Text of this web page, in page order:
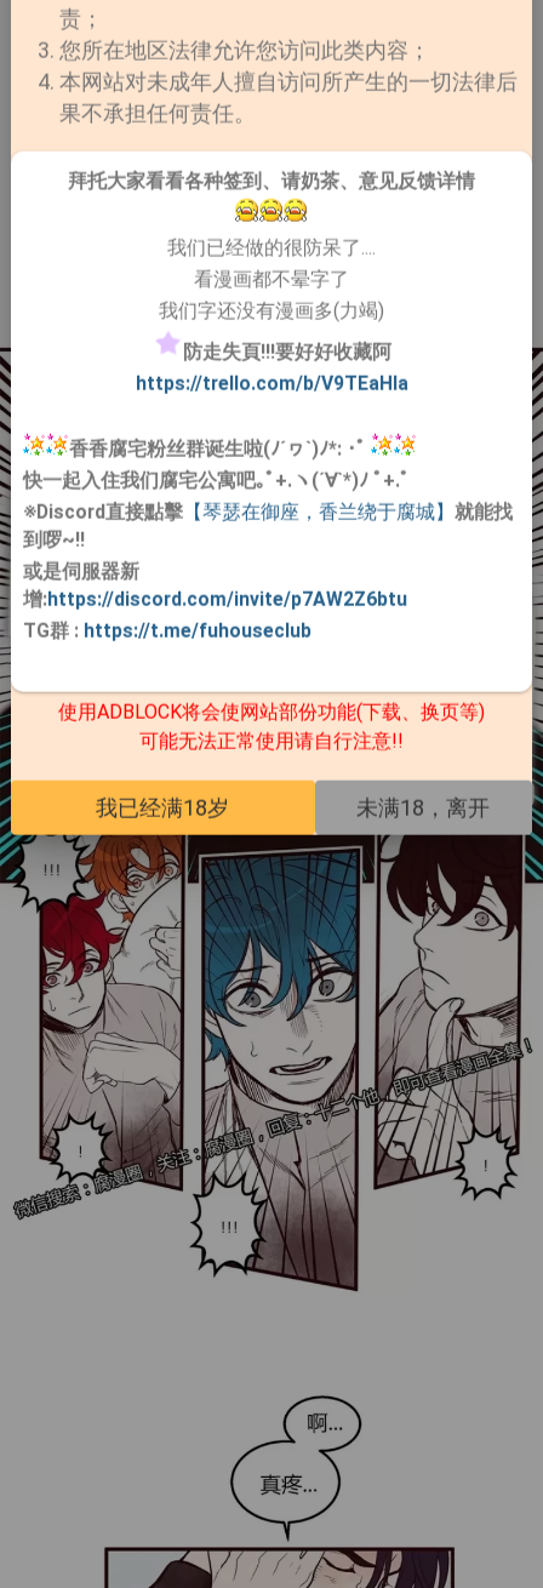
责；
您所在地区法律允许您访问此类内容；
本网站对未成年人擅自访问所产生的一切法律后
果不承担任何责任。
拜托大家看看各种签到、请奶茶、意见反馈详情
我们已经做的很防呆了....
看漫画都不晕字了
我们字还没有漫画多(力竭)
防走失頁!!!要好好收藏阿
https://trello.com/b/V9TEaHIa
香香腐宅粉丝群诞生啦(ﾉ´ヮ`)ﾉ*: ･ﾟ
快一起入住我们腐宅公寓吧｡ﾟ+.ヽ(´∀`*)ﾉ ﾟ+.ﾟ
※Discord直接點擊【琴瑟在御座，香兰绕于腐城】 就能找
到啰~!!
或是伺服器新
增:https://discord.com/invite/p7AW2Z6btu
TG群: https://t.me/fuhouseclub
使用ADBLOCK将会使网站部份功能(下载、换页等)
可能无法正常使用请自行注意!!
我已经满18岁 未满18，离开